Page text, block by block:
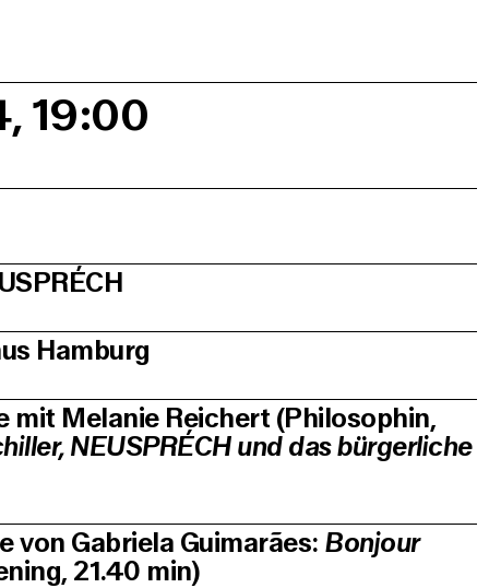
19:00
Hamburg
mit Melanie Reichert (Philosophin,
NEUSPRÉCH und das bürgerliche
von Gabriela Guimarães: Bonjour
21.40 min)